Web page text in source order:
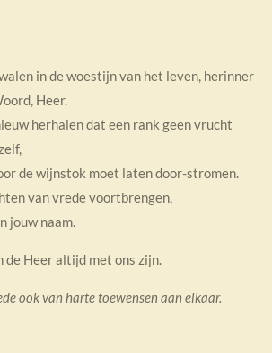
in de woestijn van het leven, herinner
Heer.
herhalen dat een rank geen vrucht
de wijnstok moet laten door-stromen.
van vrede voortbrengen,
jouw naam.
de Heer altijd met ons zijn.
ook van harte toewensen aan elkaar.